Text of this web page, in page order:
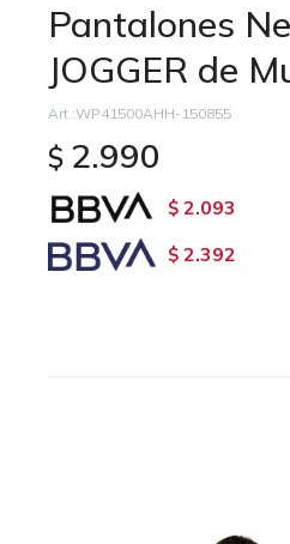
Pantalones
JOGGER de
WP41500AHH-150855
$ 2.990
$ 2.093
$ 2.392